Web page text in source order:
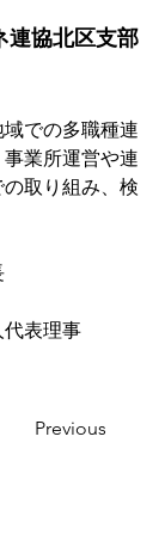
連協北区支部
での多職種連
業所運営や連
取り組み、検
表理事
Previous